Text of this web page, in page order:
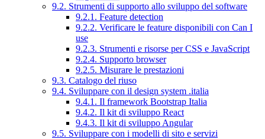
9.2. Strumenti di supporto allo sviluppo del software
9.2.1. Feature detection
9.2.2. Verificare le feature disponibili con Can I
use
9.2.3. Strumenti e risorse per CSS e JavaScript
9.2.4. Supporto browser
9.2.5. Misurare le prestazioni
9.3. Catalogo del riuso
9.4. Sviluppare con il design system .italia
9.4.1. Il framework Bootstrap Italia
9.4.2. Il kit di sviluppo React
9.4.3. Il kit di sviluppo Angular
9.5. Sviluppare con i modelli di sito e servizi